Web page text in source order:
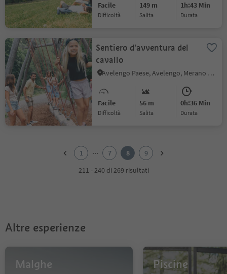
Facile
Difficoltà
149 m
Salita
1h:43 Min
durata
Sentiero d'avventura del
cavallo
Avelengo Paese, Avelengo, Merano e dintorni
Facile
Difficoltà
56 m
Salita
0h:36 Min
durata
1 ... 7 8
9
211 - 240 di 269 risultati
Altre esperienze
Malghe Piscine